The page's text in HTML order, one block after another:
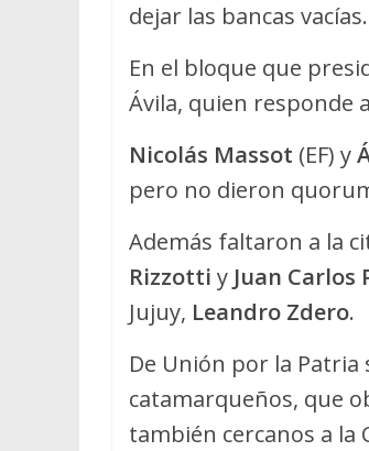
dejar las bancas vacías.
En el bloque que
Ávila, quien responde
Nicolás Massot (EF) y
pero no dieron
Además faltaron a la
Rizzotti y Juan Carlos
Jujuy, Leandro Zdero.
De Unión por la
catamarqueños, que
también cercanos a la